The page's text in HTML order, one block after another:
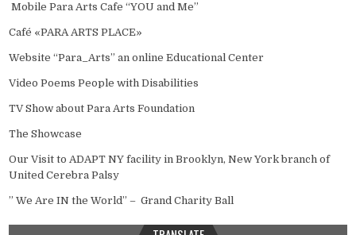
Mobile Para Arts Cafe “YOU and Me”
Café «PARA ARTS PLACE»
Website “Para_Arts” an online Educational Center
Video Poems People with Disabilities
TV Show about Para Arts Foundation
The Showcase
Our Visit to ADAPT NY facility in Brooklyn, New York branch of
United Cerebra Palsy
” We Are IN the World” – Grand Charity Ball